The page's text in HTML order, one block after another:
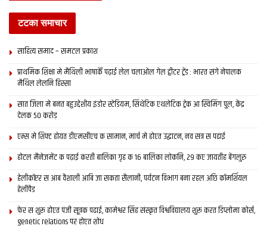
टटका समाचार
साहित्य समाद – समटल प्रकाश
प्राथमिक शि‍क्षा मे मैथि‍ली भाषाकेँ पढ़ाई लेल चलाओल गेल ट्वीटर ट्रेंड : भारत संगे नेपालक
मैथिल लेलनि हिस्सा
सात जिला मे बनत बहुउद्देशीय इंडोर स्‍टेडि‍यम, सिंथेटिक एथलेटिक ट्रेक आ स्विमिंग पुल, केंद्र
देलक 50 करोड़
एम्स मे शिफ्ट होयत डीएमसीएच क सामान, मार्च मे होएत उद्घाटन, नव सत्र स पढाई
होटल मैनेजमेंट क पढ़ाई करती बालिका गृह क 16 बालिका लोकनि, 29 कए जायतीह बेंगलुरु
हेलीकॉप्टर स आब वैशाली आबि जा सकता सैलानी, पर्यटन विभाग बना रहल अछि कॉमर्शियल
हेलीपैड
फेर स शुरू होएत पंजी सूत्रक पढाई, कामेश्वर सिंह संस्कृत विश्वविद्यालय शुरू करत डिप्लोमा कोर्स,
genetic relations पर होएत शोध